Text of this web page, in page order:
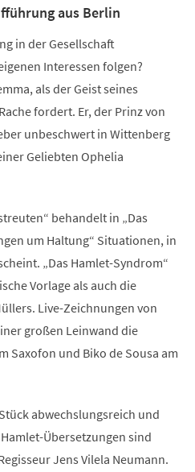
aus Berlin
in der Gesellschaft
Interessen folgen?
als der Geist seines
fordert. Er, der Prinz von
unbeschwert in Wittenberg
Geliebten Ophelia
behandelt in „Das
um Haltung“ Situationen, in
„Das Hamlet-Syndrom“
Vorlage als auch die
Live-Zeichnungen von
großen Leinwand die
Saxofon und Biko de Sousa am
abwechslungsreich und
Übersetzungen sind
Jens Vilela Neumann.